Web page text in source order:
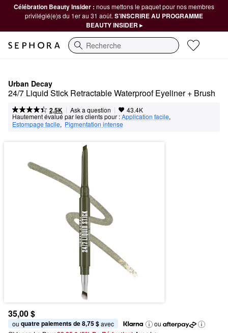
Célébration Beauty Insider : nous mettons le paquet pour nos membres
privilégié(e)s du 1er au 31 août. S’INSCRIRE AU PROGRAMME
BEAUTY INSIDER ▸
Recherche
Urban Decay
24/7 Liquid Stick Retractable Waterproof Eyeliner + Brush
2,5K | Ask a question | 43.4K
Hautement évalué par les clients pour :Application facile,
Estompage facile, Pigmentation intense
35,00 $
ou quatre paiements de 8,75 $ avec
ou